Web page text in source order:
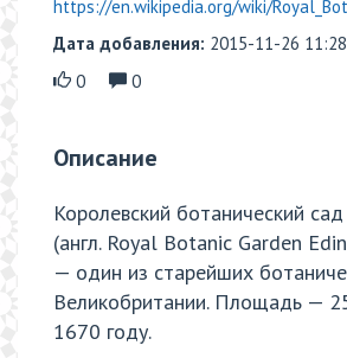
https://en.wikipedia.org/wiki/
Дата добавления: 2015-11-26
0
0
Описание
Королевский ботанический
(англ. Royal Botanic Garden
— один из старейших
Великобритании. Площадь —
1670 году.